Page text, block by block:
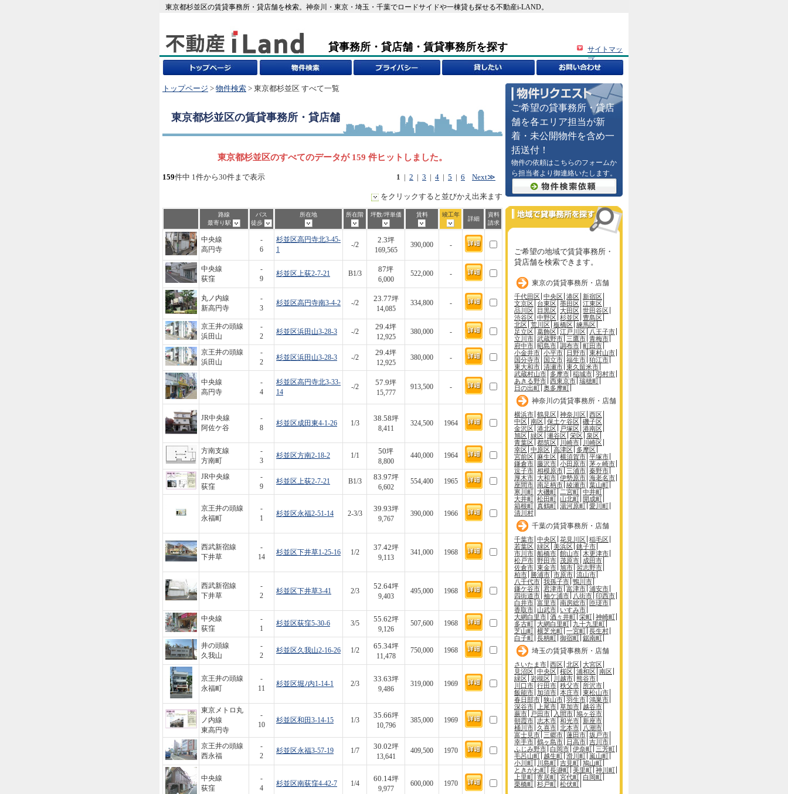
東京都杉並区の賃貸事務所・貸店舗を検索。神奈川・東京・埼玉・千葉でロードサイドや一棟貸も探せる不動産i-LAND。
貸事務所・貸店舗・賃貸事務所を探す
サイトマッ
プ
トップページ > 物件検索 > 東京都杉並区 すべて一覧
東京都杉並区の賃貸事務所・貸店舗
東京都杉並区のすべてのデータが 159 件ヒットしました。
1 2 3 4 5 6 Next≫
159件中 1件から30件まで表示
をクリックすると並びかえ出来ます
路線
最寄り駅
バス
徒歩
所在地 所在階 坪数/坪単価 賃料 竣工年
詳細
資料
請求
中央線
高円寺
-
6
杉並区高円寺北3-45-
1
-/2
2.3坪
169,565
390,000 -
中央線
荻窪
-
9
杉並区上荻2-7-21 B1/3
87坪
6,000
522,000 -
丸ノ内線
新高円寺
-
3
杉並区高円寺南3-4-2 -/2
23.77坪
14,085
334,800 -
京王井の頭線
浜田山
-
2
杉並区浜田山3-28-3 -/2
29.4坪
12,925
380,000 -
京王井の頭線
浜田山
-
2
杉並区浜田山3-28-3 -/2
29.4坪
12,925
380,000 -
中央線
高円寺
-
4
杉並区高円寺北3-33-
14
-/2
57.9坪
15,777
913,500 -
JR中央線
阿佐ケ谷
-
8
杉並区成田東4-1-26 1/3
38.58坪
8,411
324,500 1964
方南支線
方南町
-
3
杉並区方南2-18-2 1/1
50坪
8,800
440,000 1964
JR中央線
荻窪
-
9
杉並区上荻2-7-21 B1/3
83.97坪
6,602
554,400 1965
京王井の頭線
永福町
-
1
杉並区永福2-51-14 2-3/3
39.93坪
9,767
390,000 1966
西武新宿線
下井草
-
14
杉並区下井草1-25-16 1/2
37.42坪
9,113
341,000 1968
西武新宿線
下井草
-
2
杉並区下井草3-41 2/3
52.64坪
9,403
495,000 1968
中央線
荻窪
-
1
杉並区荻窪5-30-6 3/5
55.62坪
9,126
507,600 1968
井の頭線
久我山
-
2
杉並区久我山2-16-26 1/2
65.34坪
11,478
750,000 1968
京王井の頭線
永福町
-
11
杉並区堀ﾉ内1-14-1 2/3
33.63坪
9,486
319,000 1969
東京メトロ丸
ノ内線
東高円寺
-
10
杉並区和田3-14-15 1/3
35.66坪
10,796
385,000 1969
京王井の頭線
西永福
-
2
杉並区永福3-57-19 1/7
30.02坪
13,641
409,500 1970
中央線
荻窪
-
4
杉並区南荻窪4-42-7 1/4
60.14坪
9,977
600,000 1970
ご希望の貸事務所・貸店
舗を各エリア担当が新
着・未公開物件を含め一
括送付！
物件の依頼はこちらのフォームか
ら担当者より御連絡いたします。
ご希望の地域で賃貸事務所・
貸店舗を検索できます。
東京の賃貸事務所・店舗
千代田区 中央区 港区 新宿区
文京区 台東区 墨田区 江東区
品川区 目黒区 大田区 世田谷区
渋谷区 中野区 杉並区 豊島区
北区 荒川区 板橋区 練馬区
足立区 葛飾区 江戸川区
八王子市
立川市 武蔵野市 三鷹市 青梅市
府中市 昭島市 調布市 町田市
小金井市 小平市 日野市 東村山市
国分寺市
国立市 福生市 狛江市
東大和市 清瀬市 東久留米市
武蔵村山市 多摩市 稲城市 羽村市
あきる野市 西東京市 瑞穂町
日の出町 奥多摩町
神奈川の賃貸事務所・店舗
横浜市 鶴見区 神奈川区 西区
中区 南区 保土ケ谷区 磯子区
金沢区 港北区 戸塚区 港南区
旭区 緑区 瀬谷区 栄区 泉区
青葉区 都筑区 川崎市
川崎区
幸区 中原区 高津区 多摩区
宮前区 麻生区 横須賀市 平塚市
鎌倉市 藤沢市 小田原市 茅ヶ崎市
逗子市 相模原市 三浦市 秦野市
厚木市 大和市 伊勢原市 海老名市
座間市 南足柄市 綾瀬市 葉山町
寒川町 大磯町 二宮町 中井町
大井町 松田町 山北町 開成町
箱根町 真鶴町 湯河原町 愛川町
清川村
千葉の賃貸事務所・店舗
千葉市 中央区 花見川区 稲毛区
若葉区 緑区 美浜区 銚子市
市川市 船橋市 館山市 木更津市
松戸市 野田市 茂原市 成田市
佐倉市 東金市 旭市 習志野市
柏市 勝浦市 市原市 流山市
八千代市 我孫子市 鴨川市
鎌ケ谷市 君津市 富津市 浦安市
四街道市 袖ケ浦市 八街市 印西市
白井市 富里市 南房総市 匝瑳市
香取市 山武市 いすみ市
大網白里市 酒々井町 栄町 神崎町
多古町 大網白里町 九十九里町
芝山町 横芝光町 一宮町 長生村
白子町 長柄町 御宿町 鋸南町
埼玉の賃貸事務所・店舗
さいたま市 西区 北区 大宮区
見沼区 中央区 桜区 浦和区 南区
緑区 岩槻区 川越市 熊谷市
川口市 行田市 秩父市 所沢市
飯能市 加須市 本庄市 東松山市
春日部市 狭山市 羽生市 鴻巣市
深谷市
上尾市 草加市 越谷市
蕨市
戸田市 入間市 鳩ヶ谷市
朝霞市 志木市 和光市 新座市
桶川市 久喜市 北本市
八潮市
富士見市 三郷市 蓮田市 坂戸市
幸手市 鶴ヶ島市 日高市 吉川市
ふじみ野市 白岡市 伊奈町 三芳町
毛呂山町 越生町 滑川町 嵐山町
小川町
川島町 吉見町 鳩山町
ときがわ町 長瀞町 美里町 神川町
上里町 寄居町 宮代町 白岡町
栗橋町 杉戸町 松伏町